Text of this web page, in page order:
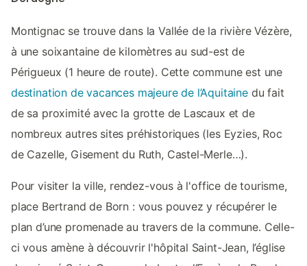
Montignac se trouve dans la Vallée de la rivière Vézère,
à une soixantaine de kilomètres au sud-est de
Périgueux (1 heure de route). Cette commune est une
destination de vacances majeure de l’Aquitainedu fait
de sa proximité avec la grotte de Lascaux et de
nombreux autres sites préhistoriques (les Eyzies, Roc
de Cazelle, Gisement du Ruth, Castel-Merle…).
Pour visiter la ville, rendez-vous à l'office de tourisme,
place Bertrand de Born : vous pouvez y récupérer le
plan d’une promenade au travers de la commune. Celle-
ci vous amène à découvrir l'hôpital Saint-Jean, l’église